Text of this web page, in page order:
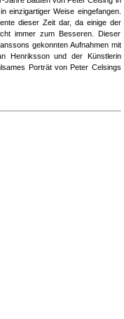
einzigartiger Weise eingefangen.
dieser Zeit dar, da einige der
immer zum Besseren. Dieser
gekonnten Aufnahmen mit
Henriksson und der Künstlerin
Porträt von Peter Celsings